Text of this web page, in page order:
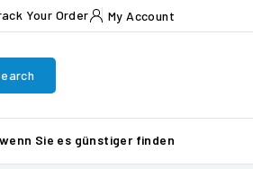
Your Order My Account
Sie es günstiger finden